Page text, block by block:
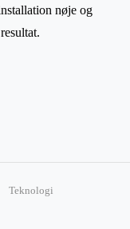
nøje og
Teknologi